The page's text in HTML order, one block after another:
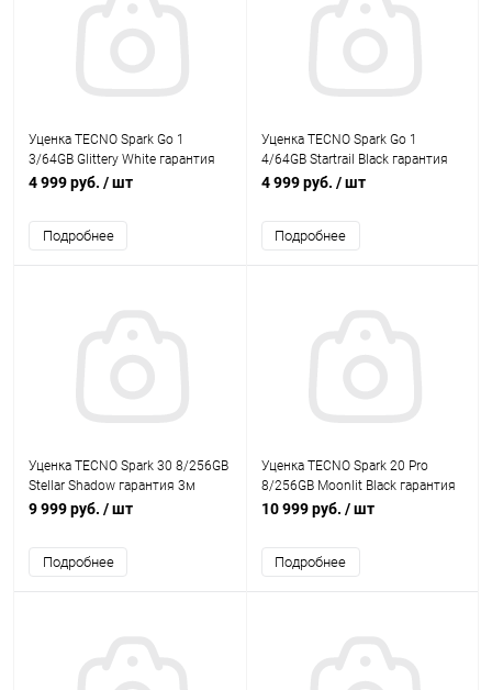
Уценка TECNO Spark Go 1
3/64GB Glittery White гарантия
3м
4 999 руб. / шт
Подробнее
Уценка TECNO Spark Go 1
4/64GB Startrail Black гарантия
3м
4 999 руб. / шт
Подробнее
Уценка TECNO Spark 30 8/256GB
Stellar Shadow гарантия 3м
9 999 руб. / шт
Подробнее
Уценка TECNO Spark 20 Pro
8/256GB Moonlit Black гарантия
3м
10 999 руб. / шт
Подробнее